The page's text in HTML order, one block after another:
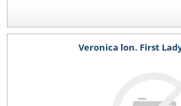
Veronica lon. First